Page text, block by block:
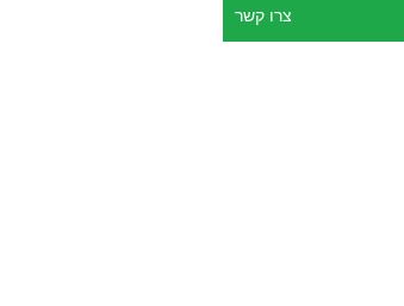
צרו קשר